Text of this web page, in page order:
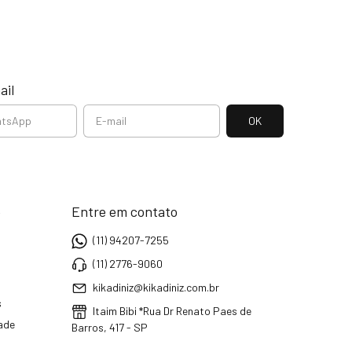
Entre em contato
(11) 94207-7255
(11) 2776-9060
kikadiniz@kikadiniz.com.br
Itaim Bibi *Rua Dr Renato Paes de
Barros, 417 - SP